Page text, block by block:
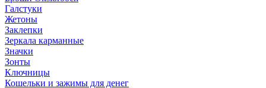
Галстуки
Жетоны
Заклепки
Зеркала карманные
Значки
Зонты
Ключницы
Кошельки и зажимы для денег